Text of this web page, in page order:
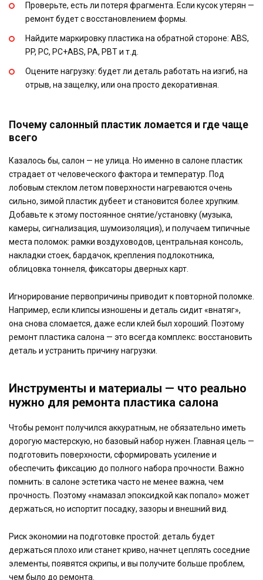
Проверьте, есть ли потеря фрагмента. Если кусок утерян —
ремонт будет с восстановлением формы.
Найдите маркировку пластика на обратной стороне: ABS,
PP, PC, PC+ABS, PA, PBT и т.д.
Оцените нагрузку: будет ли деталь работать на изгиб, на
отрыв, на защелку, или она просто декоративная.
Почему салонный пластик ломается и где чаще
всего
Казалось бы, салон — не улица. Но именно в салоне пластик
страдает от человеческого фактора и температур. Под
лобовым стеклом летом поверхности нагреваются очень
сильно, зимой пластик дубеет и становится более хрупким.
Добавьте к этому постоянное снятие/установку (музыка,
камеры, сигнализация, шумоизоляция), и получаем типичные
места поломок: рамки воздуховодов, центральная консоль,
накладки стоек, бардачок, крепления подлокотника,
облицовка тоннеля, фиксаторы дверных карт.
Игнорирование первопричины приводит к повторной поломке.
Например, если клипсы изношены и деталь сидит «внатяг»,
она снова сломается, даже если клей был хороший. Поэтому
ремонт пластика салона — это всегда комплекс: восстановить
деталь и устранить причину нагрузки.
Инструменты и материалы — что реально
нужно для ремонта пластика салона
Чтобы ремонт получился аккуратным, не обязательно иметь
дорогую мастерскую, но базовый набор нужен. Главная цель —
подготовить поверхности, сформировать усиление и
обеспечить фиксацию до полного набора прочности. Важно
помнить: в салоне эстетика часто не менее важна, чем
прочность. Поэтому «намазал эпоксидкой как попало» может
держаться, но испортит посадку, зазоры и внешний вид.
Риск экономии на подготовке простой: деталь будет
держаться плохо или станет криво, начнет цеплять соседние
элементы, появятся скрипы, и вы получите больше проблем,
чем было до ремонта.